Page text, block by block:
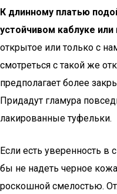
К длинному платью
устойчивом каблуке
открытое или только с
смотреться с такой же
предполагает более
Придадут гламура
лакированные туфельки.
Если есть уверенность
бы не надеть черное
роскошной смелостью.